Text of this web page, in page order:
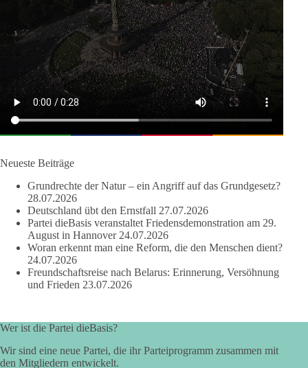
wird, nur weil er von einer bestimmten Partei kommt?
Sachsen-Anhalt braucht Lösungen für Schule, Pflege,
Wirtschaft, Infrastruktur und die Kommunen. Diese Probleme
werden nicht kleiner, wenn im Landtag zuerst auf Parteifarbe
und erst danach auf den Inhalt geschaut wird.
🟩🟩🟦🟦🟥🟥🟧🟧
dieBasis Sachsen-Anhalt steht für Kooperation in Sachfragen.
und den Menschen wirklich nützt.
wenn er Sachsen-Anhalt nicht weiterbringt.
💬 Was ist dir wichtiger: der Absender eines Antrags oder das
Ergebnis für Sachsen-Anhalt?
#dieBasis #sachsenanhalt
👉 Folgen:
24 6 2 Auf Facebook ansehen
Neueste Beiträge
Grundrechte der Natur – ein Angriff auf das Grundgesetz?
28.07.2026
Deutschland übt den Ernstfall 27.07.2026
Partei dieBasis veranstaltet Friedensdemonstration am 29.
August in Hannover 24.07.2026
Woran erkennt man eine Reform, die den Menschen dient?
24.07.2026
Freundschaftsreise nach Belarus: Erinnerung, Versöhnung
und Frieden 23.07.2026
Wer ist die Partei dieBasis?
Wir sind eine neue Partei, die ihr Parteiprogramm zusammen mit
den Mitgliedern entwickelt.